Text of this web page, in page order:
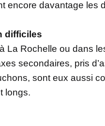
encore davantage les
difficiles
La Rochelle ou dans
secondaires, pris
sont eux aussi
longs.